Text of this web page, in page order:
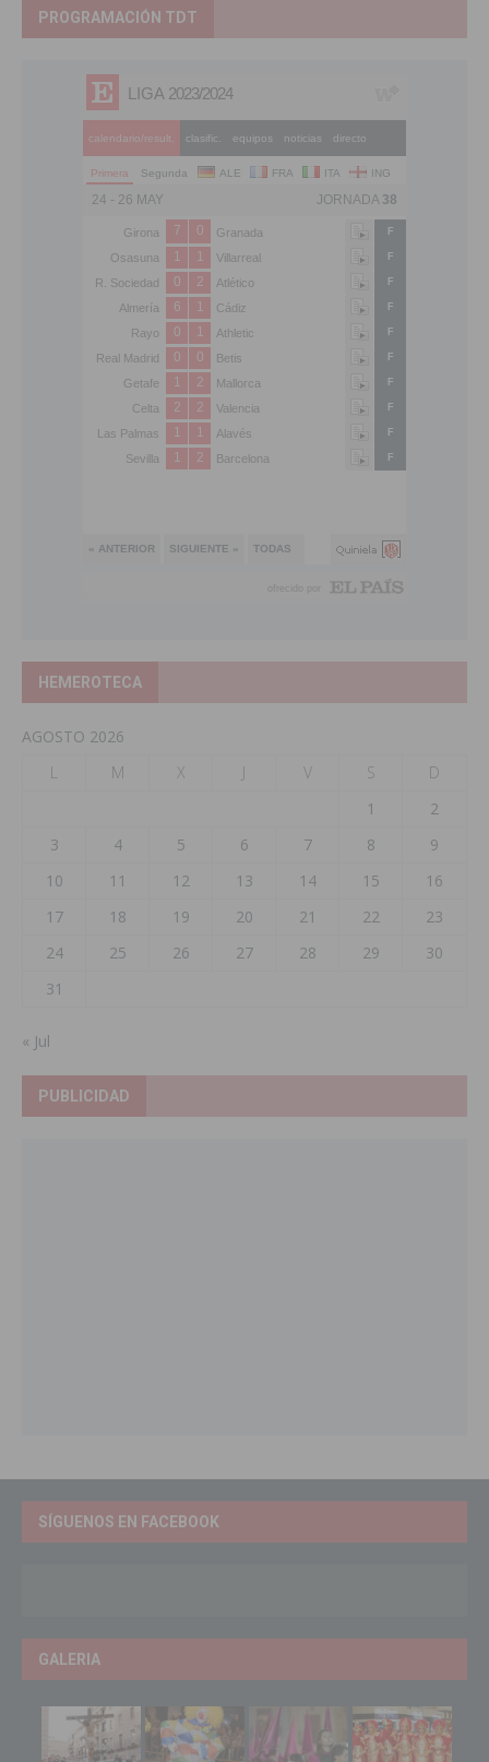
PROGRAMACIÓN TDT
HEMEROTECA
AGOSTO 2026
L
M X J V S
D
1
2
3
4 5 6 7 8
9
10
11 12 13 14 15
16
17
18 19 20 21 22
23
24
25 26 27 28 29
30
31
« Jul
PUBLICIDAD
SÍGUENOS EN FACEBOOK
GALERIA